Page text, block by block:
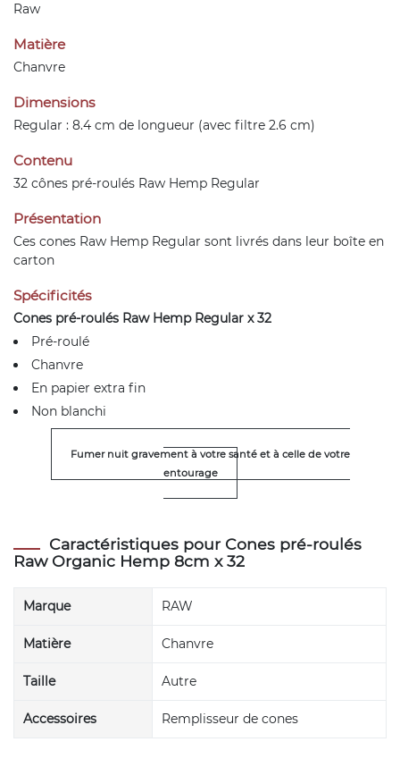
Raw
Matière
Chanvre
Dimensions
Regular : 8.4 cm de longueur (avec filtre 2.6 cm)
Contenu
32 cônes pré-roulés Raw Hemp Regular
Présentation
Ces cones Raw Hemp Regular sont livrés dans leur boîte en
carton
Spécificités
Cones pré-roulés Raw Hemp Regular x 32
Pré-roulé
Chanvre
En papier extra fin
Non blanchi
Fumer nuit gravement à votre santé et à celle de votre
entourage
Caractéristiques pour Cones pré-roulés
Raw Organic Hemp 8cm x 32
Marque RAW
Matière Chanvre
Taille Autre
Accessoires Remplisseur de cones